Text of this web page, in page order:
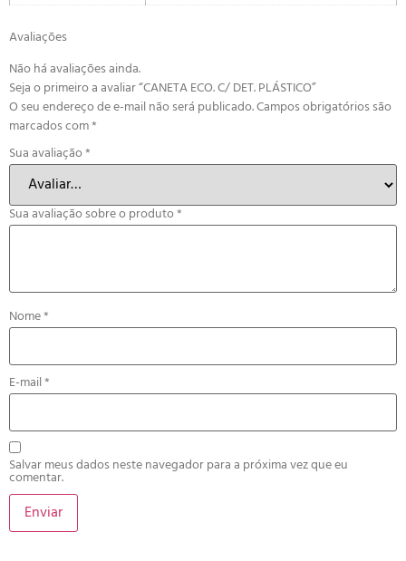
Avaliações
Não há avaliações ainda.
Seja o primeiro a avaliar “CANETA ECO. C/ DET. PLÁSTICO”
O seu endereço de e-mail não será publicado.Campos obrigatórios são
marcados com*
Sua avaliação*
Sua avaliação sobre o produto*
Nome*
E-mail*
Salvar meus dados neste navegador para a próxima vez que eu
comentar.